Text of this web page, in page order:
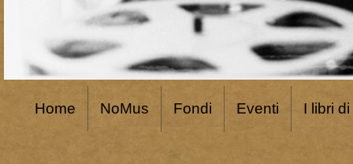
Home NoMus Fondi Eventi I libri